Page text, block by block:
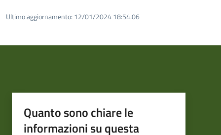
Ultimo aggiornamento: 12/01/2024 18:54.06
Quanto sono chiare le
informazioni su questa